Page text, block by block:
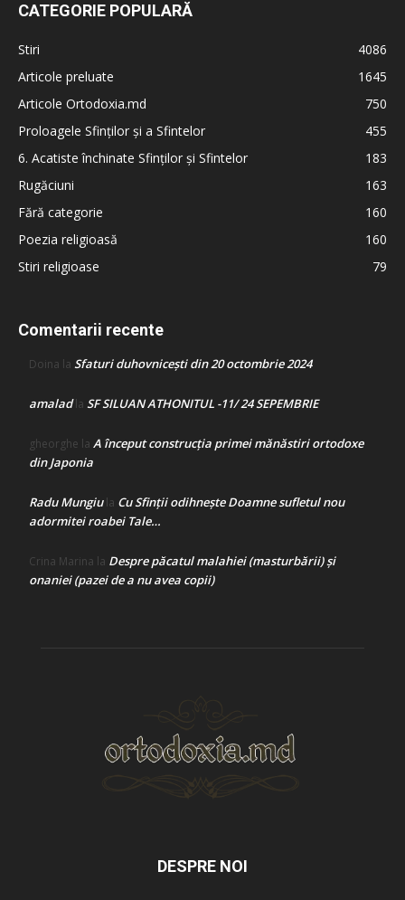
CATEGORIE POPULARĂ
Stiri
4086
Articole preluate
1645
Articole Ortodoxia.md
750
Proloagele Sfinților și a Sfintelor
455
6. Acatiste închinate Sfinților și Sfintelor
183
Rugăciuni
163
Fără categorie
160
Poezia religioasă
160
Stiri religioase
79
Comentarii recente
Doina la Sfaturi duhovnicești din 20 octombrie 2024
amaladla SF SILUAN ATHONITUL -11/ 24 SEPEMBRIE
gheorghe la A început construcţia primei mănăstiri ortodoxe
din Japonia
Radu Mungiula Cu Sfinții odihnește Doamne sufletul nou
adormitei roabei Tale…
Crina Marina la Despre păcatul malahiei (masturbării) şi
onaniei (pazei de a nu avea copii)
DESPRE NOI